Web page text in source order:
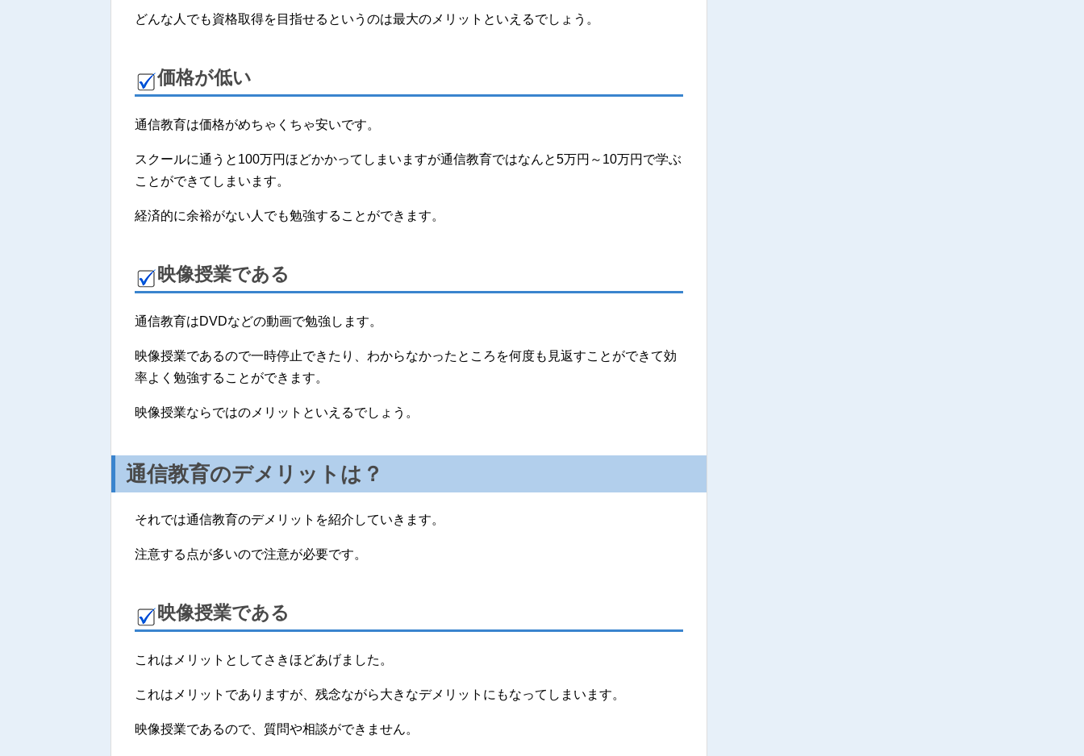
どんな人でも資格取得を目指せるというのは最大のメリットといえるでしょう。
価格が低い
通信教育は価格がめちゃくちゃ安いです。
スクールに通うと100万円ほどかかってしまいますが通信教育ではなんと5万円～10万円で学ぶ
ことができてしまいます。
経済的に余裕がない人でも勉強することができます。
映像授業である
通信教育はDVDなどの動画で勉強します。
映像授業であるので一時停止できたり、わからなかったところを何度も見返すことができて効
率よく勉強することができます。
映像授業ならではのメリットといえるでしょう。
通信教育のデメリットは？
それでは通信教育のデメリットを紹介していきます。
注意する点が多いので注意が必要です。
映像授業である
これはメリットとしてさきほどあげました。
これはメリットでありますが、残念ながら大きなデメリットにもなってしまいます。
映像授業であるので、質問や相談ができません。